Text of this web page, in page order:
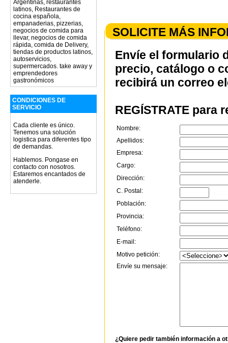
Argentinas, restaurantes
latinos, Restaurantes de
cocina española,
empanaderias, pizzerias,
negocios de comida para
llevar, negocios de comida
rápida, comida de Delivery,
tiendas de productos latinos,
autoservicios,
supermercados. take away y
emprendedores
gastronómicos
CONDICIONES DE
SERVICIO
Cada cliente es único.
Tenemos una solución
logistica para diferentes tipo
de demandas.
Hablemos. Pongase en
contacto con nosotros.
Estaremos encantados de
atenderle.
SOLICITE MÁS
Envíe el formulario
precio, catálogo o
recibirá un correo
REGÍSTRATE para
Nombre:
Apellidos:
Empresa:
Cargo:
Dirección:
C. Postal:
Población:
Provincia:
Teléfono:
E-mail:
Motivo petición:
Envíe su mensaje:
¿Quiere pedir también información a